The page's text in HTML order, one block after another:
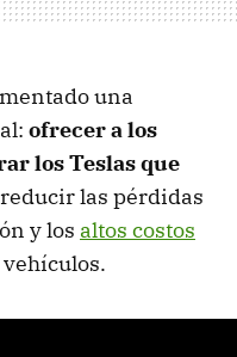
una
ofrecer a los
los Teslas que
las pérdidas
y los altos costos
vehículos.